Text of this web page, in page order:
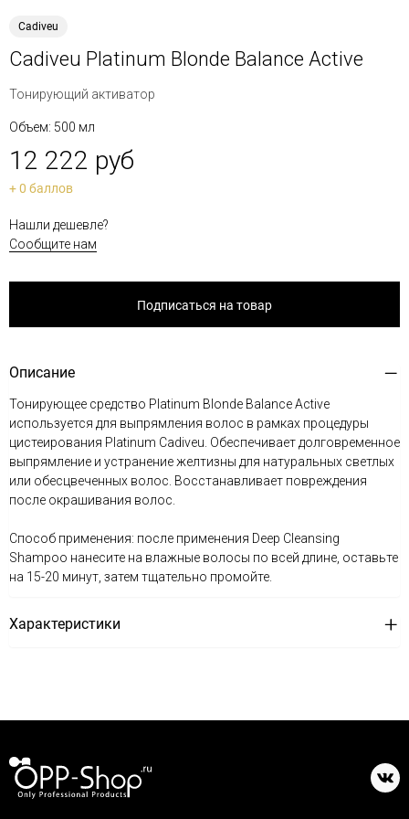
Cadiveu
Cadiveu Platinum Blonde Balance Active
Тонирующий активатор
Объем: 500 мл
12 222 руб
+ 0 баллов
Нашли дешевле?
Сообщите нам
Подписаться на товар
Описание
Тонирующее средство Platinum Blonde Balance Active
используется для выпрямления волос в рамках процедуры
цистеирования Platinum Cadiveu. Обеспечивает долговременное
выпрямление и устранение желтизны для натуральных светлых
или обесцвеченных волос. Восстанавливает повреждения
после окрашивания волос.
Способ применения: после применения Deep Cleansing
Shampoo нанесите на влажные волосы по всей длине, оставьте
на 15-20 минут, затем тщательно промойте.
Характеристики